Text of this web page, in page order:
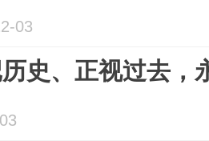
03
史、正视过去，